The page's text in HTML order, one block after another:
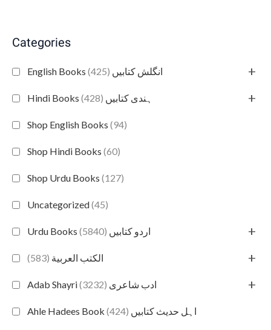
Categories
English Books انگلش کتابیں (425) +
Hindi Books ہندی کتابیں (428) +
Shop English Books (94)
Shop Hindi Books (60)
Shop Urdu Books (127)
Uncategorized(45)
Urdu Books اردو کتابیں (5840) +
الكتب العربية (583) +
Adab Shayri ادب شاعری (3232) +
Ahle Hadees Book اہل حدیث کتابیں (424)